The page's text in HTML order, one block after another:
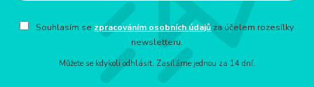
Souhlasím se zpracováním osobních údajů za účelem rozesílky
newsletteru.
Můžete se kdykoli odhlásit. Zasíláme jednou za 14 dní.